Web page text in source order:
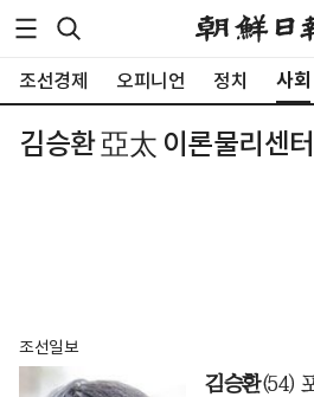
조선경제 오피니언 정치 사회
김승환 亞太 이론물리센
조선일보
김승환(54)